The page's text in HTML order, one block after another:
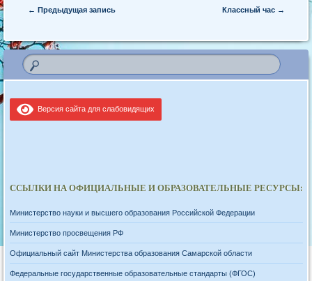
Post navigation
← Предыдущая запись Классный час →
Версия сайта для слабовидящих
ССЫЛКИ НА ОФИЦИАЛЬНЫЕ И ОБРАЗОВАТЕЛЬНЫЕ РЕСУРСЫ:
Министерство науки и высшего образования Российской Федерации
Министерство просвещения РФ
Официальный сайт Министерства образования Самарской области
Федеральные государственные образовательные стандарты (ФГОС)